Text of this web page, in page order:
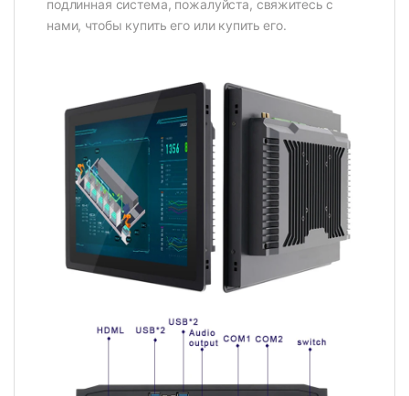
подлинная система, пожалуйста, свяжитесь с
нами, чтобы купить его или купить его.